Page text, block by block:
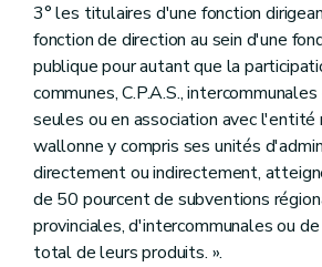
3° les titulaires d'une fonction
fonction de direction au sein d'une
publique pour autant que la
communes, C.P.A.S.,
seules ou en association avec l'entité
wallonne y compris ses unités
directement ou indirectement,
de 50 pourcent de subventions
provinciales, d'intercommunales ou de
total de leurs produits. ».